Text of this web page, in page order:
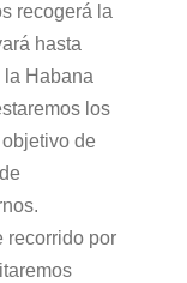
recogerá la
hasta
la Habana
los
de
recorrido por